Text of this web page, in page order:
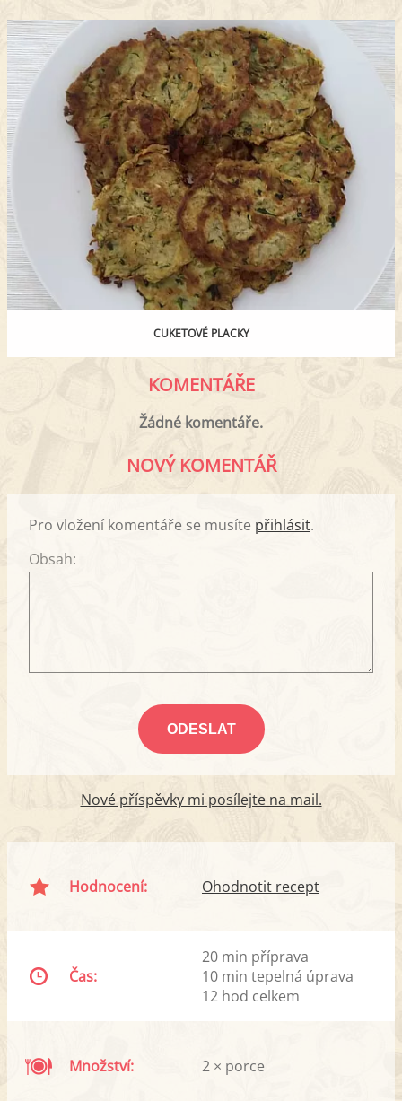
CUKETOVÉ PLACKY
KOMENTÁŘE
Žádné komentáře.
NOVÝ KOMENTÁŘ
Pro vložení komentáře se musíte přihlásit.
Obsah:
Nové příspěvky mi posílejte na mail.
Hodnocení: Ohodnotit recept
Čas:
20 min příprava
10 min tepelná úprava
12 hod celkem
Množství: 2 × porce